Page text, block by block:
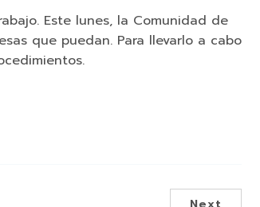
Este lunes, la Comunidad de
que puedan. Para llevarlo a cabo